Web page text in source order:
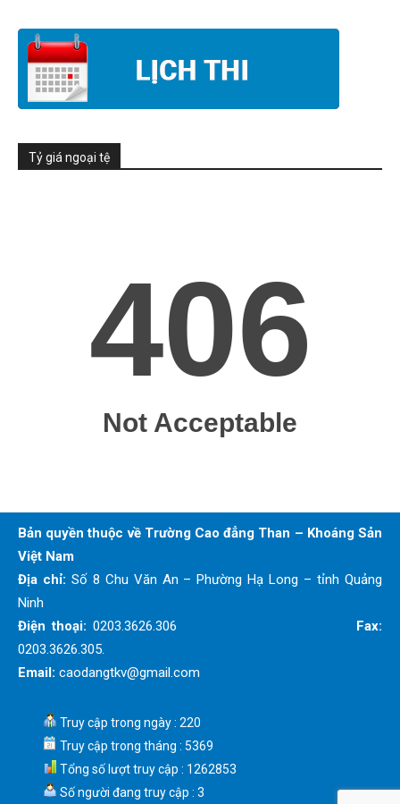
Tỷ giá ngoại tệ
Bản quyền thuộc về Trường Cao đẳng Than – Khoáng Sản
Việt Nam
Địa chỉ: Số 8 Chu Văn An – Phường Hạ Long – tỉnh Quảng
Ninh
Điện thoại: 0203.3626.306 Fax:
0203.3626.305.
Email: caodangtkv@gmail.com
Truy cập trong ngày : 220
Truy cập trong tháng : 5369
Tổng số lượt truy cập : 1262853
Số người đang truy cập : 3